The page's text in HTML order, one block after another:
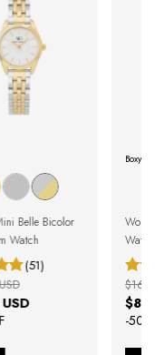
Belle Bicolor
Watch
(51)
Boxy :
Watch
-50